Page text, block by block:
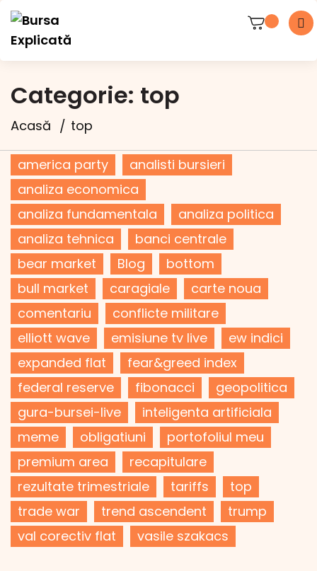
Categorie: top
Acasă top
america party
analisti bursieri
analiza economica
analiza fundamentala
analiza politica
analiza tehnica
banci centrale
bear market
Blog
bottom
bull market
caragiale
carte noua
comentariu
conflicte militare
elliott wave
emisiune tv live
ew indici
expanded flat
fear&greed index
federal reserve
fibonacci
geopolitica
gura-bursei-live
inteligenta artificiala
meme
obligatiuni
portofoliul meu
premium area
recapitulare
rezultate trimestriale
tariffs
top
trade war
trend ascendent
trump
val corectiv flat
vasile szakacs